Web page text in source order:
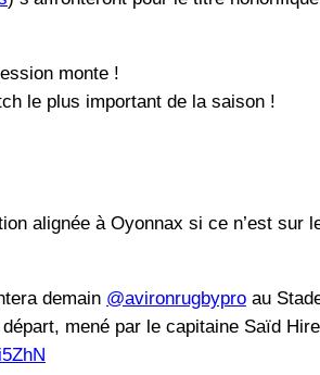
monte !
le plus important de la saison !
alignée à Oyonnax si ce n’est sur
demain @avironrugbypro au
mené par le capitaine Saïd